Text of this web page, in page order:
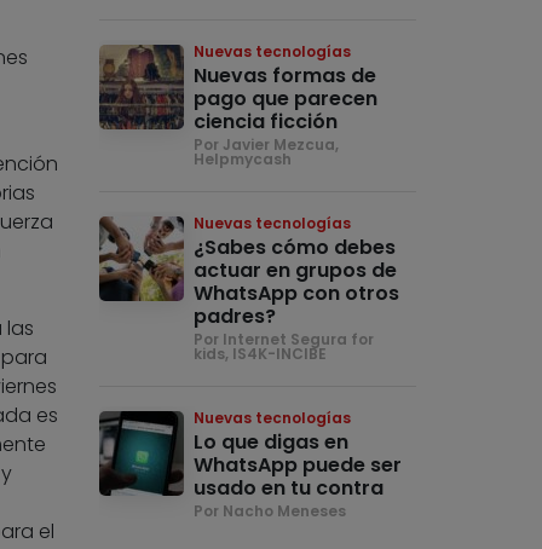
las
es
el
Nuevas tecnologías
Nuevas formas de
pago que parecen
ciencia ficción
Por Javier Mezcua,
Helpmycash
Nuevas tecnologías
¿Sabes cómo debes
actuar en grupos de
WhatsApp con otros
padres?
Por Internet Segura for
kids, IS4K-INCIBE
Nuevas tecnologías
Lo que digas en
WhatsApp puede ser
usado en tu contra
Por Nacho Meneses